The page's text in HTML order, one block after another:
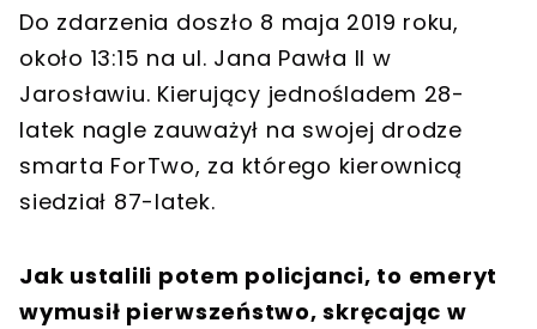
Do zdarzenia doszło 8 maja 2019 roku,
około 13:15 na ul. Jana Pawła II w
Jarosławiu. Kierujący jednośladem 28-
latek nagle zauważył na swojej drodze
smarta ForTwo, za którego kierownicą
siedział 87-latek.
Jak ustalili potem policjanci, to emeryt
wymusił pierwszeństwo, skręcając w